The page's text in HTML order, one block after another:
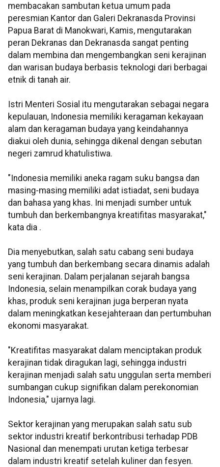
membacakan sambutan ketua umum pada
peresmian Kantor dan Galeri Dekranasda Provinsi
Papua Barat di Manokwari, Kamis, mengutarakan
peran Dekranas dan Dekranasda sangat penting
dalam membina dan mengembangkan seni kerajinan
dan warisan budaya berbasis teknologi dari berbagai
etnik di tanah air.
Istri Menteri Sosial itu mengutarakan sebagai negara
kepulauan, Indonesia memiliki keragaman kekayaan
alam dan keragaman budaya yang keindahannya
diakui oleh dunia, sehingga dikenal dengan sebutan
negeri zamrud khatulistiwa.
"Indonesia memiliki aneka ragam suku bangsa dan
masing-masing memiliki adat istiadat, seni budaya
dan bahasa yang khas. Ini menjadi sumber untuk
tumbuh dan berkembangnya kreatifitas masyarakat,"
kata dia .
Dia menyebutkan, salah satu cabang seni budaya
yang tumbuh dan berkembang secara dinamis adalah
seni kerajinan. Dalam perjalanan sejarah bangsa
Indonesia, selain menampilkan corak budaya yang
khas, produk seni kerajinan juga berperan nyata
dalam meningkatkan kesejahteraan dan pertumbuhan
ekonomi masyarakat.
"Kreatifitas masyarakat dalam menciptakan produk
kerajinan tidak diragukan lagi, sehingga industri
kerajinan menjadi salah satu unggulan serta memberi
sumbangan cukup signifikan dalam perekonomian
Indonesia," ujarnya lagi.
Sektor kerajinan yang merupakan salah satu sub
sektor industri kreatif berkontribusi terhadap PDB
Nasional dan menempati urutan ketiga terbesar
dalam industri kreatif setelah kuliner dan fesyen.